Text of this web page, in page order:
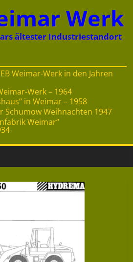
Werk
ältester Industriestandort
Weimar-Werk in den Jahren
Werk – 1964
in Weimar – 1958
Weihnachten 1947
Weimar“